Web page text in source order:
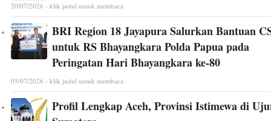
20/07/2026 - klik judul untuk membaca
BRI Region 18 Jayapura Salurkan Bantuan
untuk RS Bhayangkara Polda Papua pada
Peringatan Hari Bhayangkara ke-80
05/07/2026 - klik judul untuk membaca
Profil Lengkap Aceh, Provinsi Istimewa di